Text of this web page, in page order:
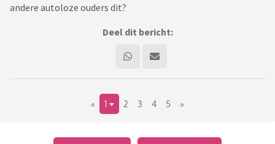
andere autoloze ouders dit?
Deel dit bericht:
« 1 2 3 4 5 »